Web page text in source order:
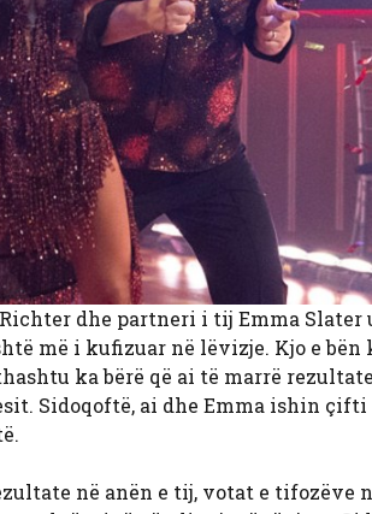
dhe partneri i tij Emma Slater
më i kufizuar në lëvizje. Kjo e
ka bërë që ai të marrë
Sidoqoftë, ai dhe Emma ishin
në anën e tij, votat e tifozëve